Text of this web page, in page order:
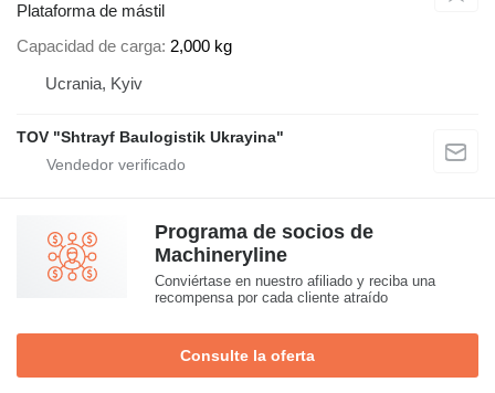
Plataforma de mástil
Capacidad de carga 2,000 kg
Ucrania, Kyiv
TOV "Shtrayf Baulogistik Ukrayina"
Programa de socios de
Machineryline
Conviértase en nuestro afiliado y reciba una
recompensa por cada cliente atraído
Consulte la oferta